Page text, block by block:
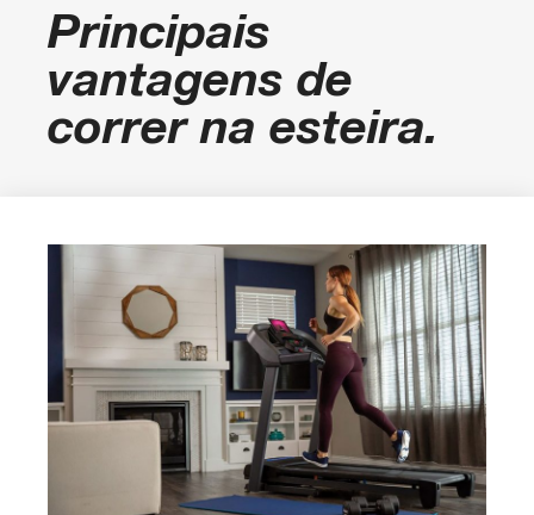
Principais
vantagens de
correr na esteira.